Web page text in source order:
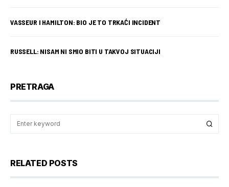
VASSEUR I HAMILTON: BIO JE TO TRKAĆI INCIDENT
RUSSELL: NISAM NI SMIO BITI U TAKVOJ SITUACIJI
PRETRAGA
RELATED POSTS